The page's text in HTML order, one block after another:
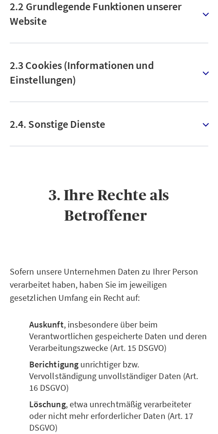
2.2 Grundlegende Funktionen unserer
Website
2.3 Cookies (Informationen und
Einstellungen)
2.4. Sonstige Dienste
3. Ihre Rechte als
Betroffener
Sofern unsere Unternehmen Daten zu Ihrer Person
verarbeitet haben, haben Sie im jeweiligen
gesetzlichen Umfang ein Recht auf:
Auskunft, insbesondere über beim
Verantwortlichen gespeicherte Daten und deren
Verarbeitungszwecke (Art. 15 DSGVO)
Berichtigungunrichtiger bzw.
Vervollständigung unvollständiger Daten (Art.
16 DSGVO)
Löschung, etwa unrechtmäßig verarbeiteter
oder nicht mehr erforderlicher Daten (Art. 17
DSGVO)